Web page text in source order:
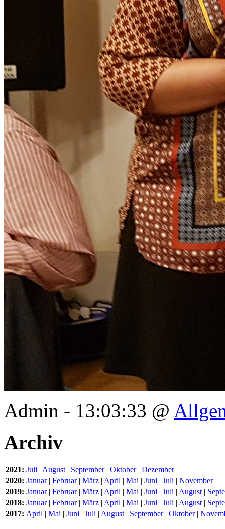
Admin - 13:03:33 @
Archiv
2021: Juli | August | September| Oktober| Dezember
2020: Januar| Februar| März | April | Mai | Juni | Juli | November
2019: Januar| Februar| März | April | Mai | Juni | Juli | August |
2018: Januar| Februar| März | April | Mai | Juni | Juli | August |
2017: April | Mai | Juni | Juli | August | September| Oktober|